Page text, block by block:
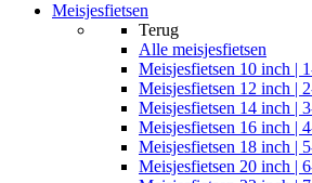
Meisjesfietsen
Terug
Alle meisjesfietsen
Meisjesfietsen 10 inch |
Meisjesfietsen 12 inch |
Meisjesfietsen 14 inch |
Meisjesfietsen 16 inch |
Meisjesfietsen 18 inch |
Meisjesfietsen 20 inch |